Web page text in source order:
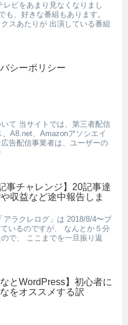
ビをあまり見なくなりまし
、好きな番組もあります。
スあたりが 出演している番組
シーポリシー
て 当サイトでは、第三者配信
A8.net、Amazonアソシエイ
告配信事業者は、ユーザーの
事チャレンジ】20記事達
収益など途中報告しま
ラクレログ」は 2018/8/4〜ブ
いるのですが、 なんとか５分
で、 ここまでを一旦振り返
なとWordPress】初心者に
をオススメする訳